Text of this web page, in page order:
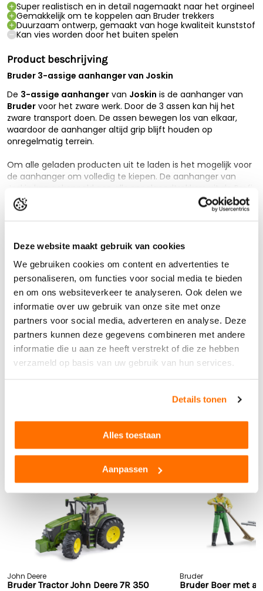
Deze website maakt gebruik van cookies
We gebruiken cookies om content en advertenties te
personaliseren, om functies voor social media te bieden
en om ons websiteverkeer te analyseren. Ook delen we
informatie over uw gebruik van onze site met onze
partners voor social media, adverteren en analyse. Deze
partners kunnen deze gegevens combineren met andere
informatie die u aan ze heeft verstrekt of die ze hebben
verzameld op basis van uw gebruik van hun services.
Details tonen
Alles toestaan
Aanpassen
Super realistisch en in detail nagemaakt naar het orgineel
Gemakkelijk om te koppelen aan Bruder trekkers
Duurzaam ontwerp, gemaakt van hoge kwaliteit kunststof
Kan vies worden door het buiten spelen
Product beschrijving
Bruder 3-assige aanhanger van Joskin
De 3-assige aanhanger van Joskin is de aanhanger van
Bruder voor het zware werk. Door de 3 assen kan hij het
zware transport doen. De assen bewegen los van elkaar,
waardoor de aanhanger altijd grip blijft houden op
onregelmatig terrein.
Om alle geladen producten uit te laden is het mogelijk voor
de aanhanger om volledig te kiepen. De aanhanger van
Joskin kan gekoppeld aan alle speelgoedtrekkers uit de Profi
serie van Bruder. Door het gebruik van duurzame materialen
is de 3 assige aanhanger van hoge kwaliteit.
- Afmetingen 45.7 x 18.1 x 20.8 cm
- Geschikt voor kinderen vanaf 3 jaar
- Geschikt voor buiten
- Kiept volledig
- Duurzaam kunststof
- Schaal 1:16
Lees de volledige beschrijving
Garantie
2 Jaar
Schaalmodel
1:16
Leeftijd
3+
f
Kleur
Buitenspeelgoed
Ja
Merk
Joskin
0,8 cm
Bekijk alle technische specificaties
Anderen bekeken ook...
John Deere
Bruder Tractor John Deere 7R 350
Bruder
Bruder Boer met